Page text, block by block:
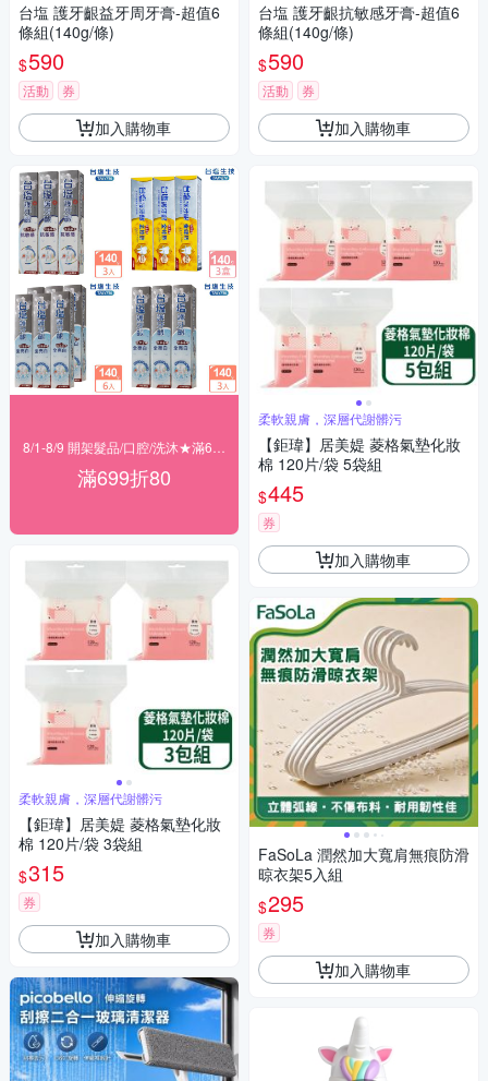
台塩 護牙齦益牙周牙膏-超值6
條組(140g/條)
$590
活動 券
加入購物車
滿699折80
柔軟親膚，深層代謝髒污
【鉅瑋】居美媞 菱格氣墊化妝
棉 120片/袋 3袋組
$315
券
加入購物車
台塩 護牙齦抗敏感牙膏-超值6
條組(140g/條)
$590
活動 券
加入購物車
柔軟親膚，深層代謝髒污
【鉅瑋】居美媞 菱格氣墊化妝
棉 120片/袋 5袋組
$445
券
加入購物車
FaSoLa 潤然加大寬肩無痕防滑
晾衣架5入組
$295
券
加入購物車